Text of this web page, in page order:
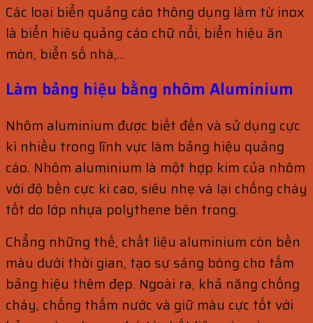
Các loại biển quảng cáo thông dụng làm từ inox
là biển hiệu quảng cáo chữ nổi, biển hiệu ăn
mòn, biển số nhà,…
Làm bảng hiệu bằng nhôm Aluminium
Nhôm aluminium được biết đến và sử dụng cực
kì nhiều trong lĩnh vực làm bảng hiệu quảng
cáo. Nhôm aluminium là một hợp kim của nhôm
với độ bền cực kì cao, siêu nhẹ và lại chống cháy
tốt do lớp nhựa polythene bên trong.
Chẳng những thế, chất liệu aluminium còn bền
màu dưới thời gian, tạo sự sáng bóng cho tấm
bảng hiệu thêm đẹp. Ngoài ra, khả năng chống
cháy, chống thấm nước và giữ màu cực tốt với